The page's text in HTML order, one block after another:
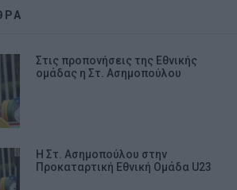
Στις προπονήσεις της Εθνικής
ομάδας η Στ. Ασημοπούλου
Η Στ. Ασημοπούλου στην
Προκαταρτική Εθνική Ομάδα U23